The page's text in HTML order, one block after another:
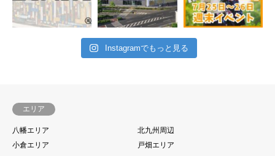
Instagramでもっと見る
エリア
八幡エリア
北九州周辺
小倉エリア
戸畑エリア